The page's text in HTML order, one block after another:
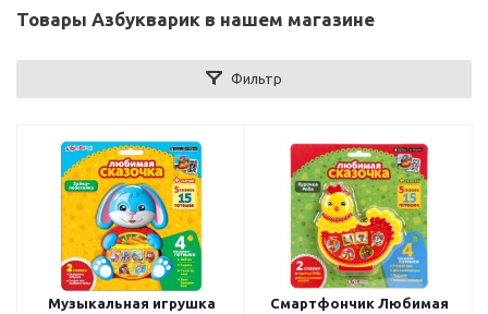
Товары Азбукварик в нашем магазине
Фильтр
Музыкальная игрушка
Смартфончик Любимая